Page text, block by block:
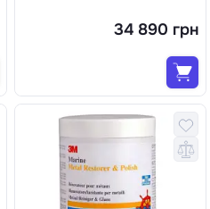
34 890 грн